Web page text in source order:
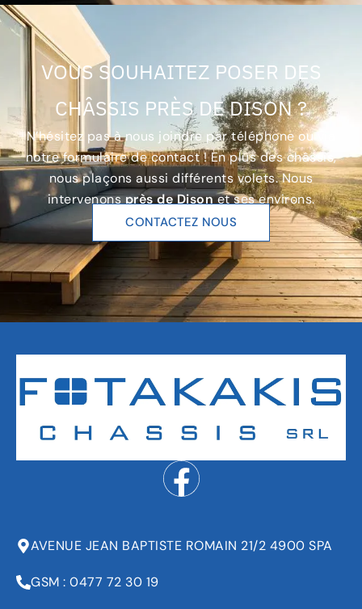
VOUS SOUHAITEZ POSER DES
CHÂSSIS PRÈS DE DISON ?
N’hésitez pas à nous joindre par téléphone ou via
notre formulaire de contact ! En plus des châssis,
nous plaçons aussi différents volets. Nous
intervenonsprès de Disonet ses environs.
CONTACTEZ NOUS
AVENUE JEAN BAPTISTE ROMAIN 21/2 4900 SPA
GSM : 0477 72 30 19